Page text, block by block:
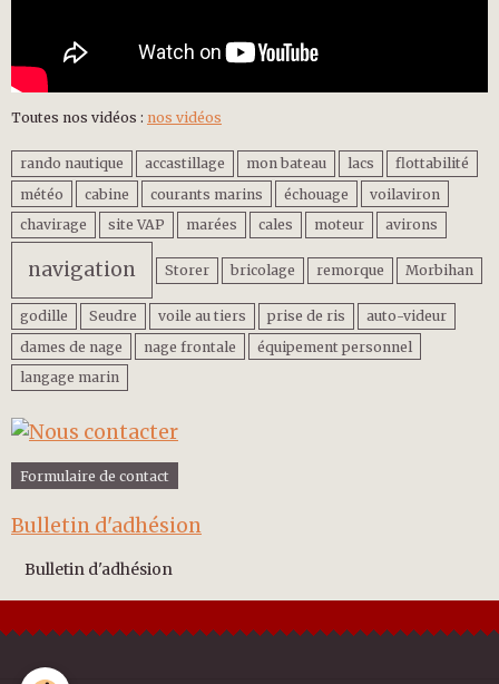
Toutes nos vidéos : nos vidéos
rando nautique accastillage mon bateau lacs
flottabilité
météo
cabine courants marins échouage
voilaviron
chavirage
site VAP marées cales moteur avirons
navigation Storer bricolage remorque Morbihan
godille Seudre voile au tiers prise de ris
auto-videur
dames de nage
nage frontale
équipement personnel
langage marin
Formulaire de contact
Bulletin d'adhésion
Bulletin d'adhésion